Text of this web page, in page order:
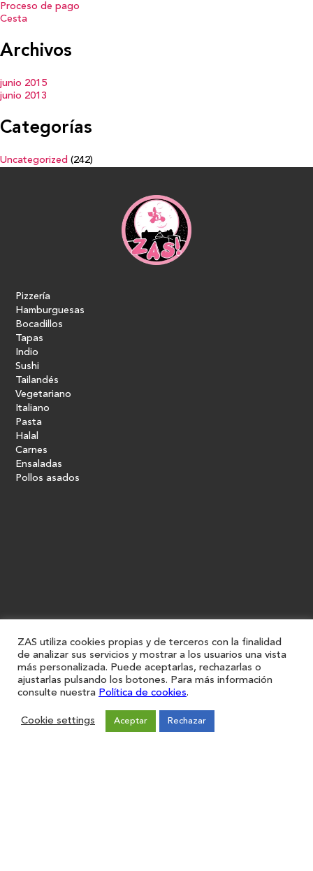
Proceso de pago
Cesta
Archivos
junio 2015
junio 2013
Categorías
Uncategorized (242)
Pizzería
Hamburguesas
Bocadillos
Tapas
Indio
Sushi
Tailandés
Vegetariano
Italiano
Pasta
Halal
Carnes
Ensaladas
Pollos asados
ZAS utiliza cookies propias y de terceros con la finalidad
de analizar sus servicios y mostrar a los usuarios una vista
más personalizada. Puede aceptarlas, rechazarlas o
ajustarlas pulsando los botones. Para más información
consulte nuestra Política de cookies.
Cookie settings Aceptar Rechazar